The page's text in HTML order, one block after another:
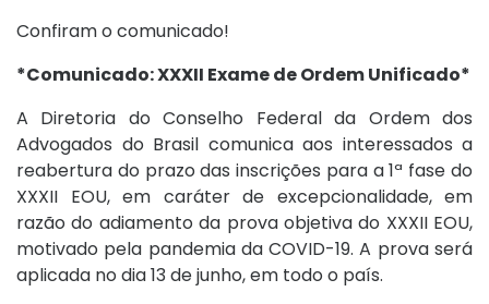
Confiram o comunicado!
*Comunicado: XXXII Exame de Ordem Unificado*
A Diretoria do Conselho Federal da Ordem dos
Advogados do Brasil comunica aos interessados a
reabertura do prazo das inscrições para a 1ª fase do
XXXII EOU, em caráter de excepcionalidade, em
razão do adiamento da prova objetiva do XXXII EOU,
motivado pela pandemia da COVID-19. A prova será
aplicada no dia 13 de junho, em todo o país.